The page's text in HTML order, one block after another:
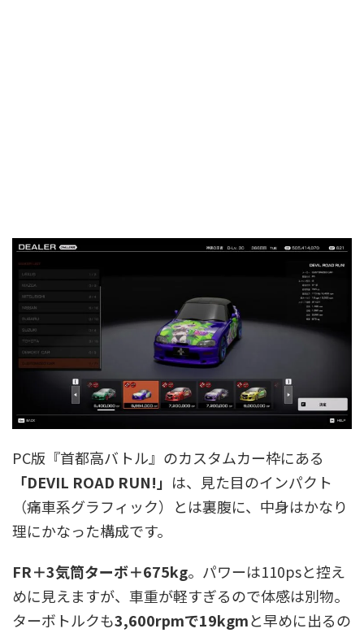
PC版『首都高バトル』のカスタムカー枠にある
「DEVIL ROAD RUN!」 は、見た目のインパクト
（痛車系グラフィック）とは裏腹に、中身はかなり
理にかなった構成です。
FR＋3気筒ターボ＋675kg。パワーは110psと控え
めに見えますが、車重が軽すぎるので体感は別物。
ターボトルクも3,600rpmで19kgmと早めに出るの